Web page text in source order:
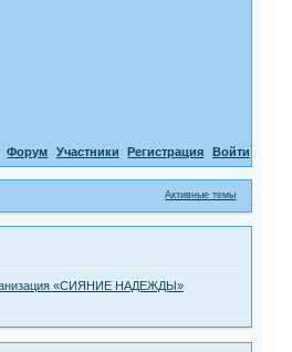
Форум Участники Регистрация Войти
Активные темы